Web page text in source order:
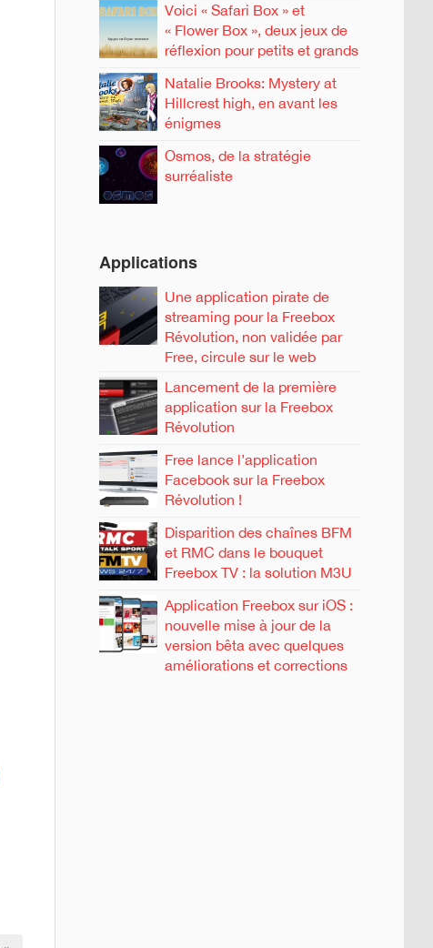
Voici « Safari Box » et
« Flower Box », deux jeux de
réflexion pour petits et grands
Natalie Brooks: Mystery at
Hillcrest high, en avant les
énigmes
Osmos, de la stratégie
surréaliste
Applications
Une application pirate de
streaming pour la Freebox
Révolution, non validée par
Free, circule sur le web
Lancement de la première
application sur la Freebox
Révolution
Free lance l’application
Facebook sur la Freebox
Révolution !
Disparition des chaînes BFM
et RMC dans le bouquet
Freebox TV : la solution M3U
Application Freebox sur iOS :
nouvelle mise à jour de la
version bêta avec quelques
améliorations et corrections